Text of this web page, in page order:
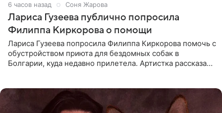
6 часов назад Соня Жарова
Лариса Гузеева публично попросила
Филиппа Киркорова о помощи
Лариса Гузеева попросила Филиппа Киркорова помочь с
обустройством приюта для бездомных собак в
Болгарии, куда недавно прилетела. Артистка рассказала